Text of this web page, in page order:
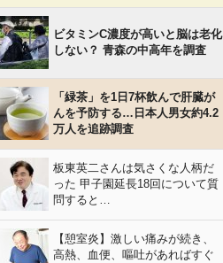
ビタミンC濃度が高いと脳は老化
しない？ 青森の中高年を調査
「緑茶」を1日7杯飲んで肝臓が
んを予防する…日本人男女約4.2
万人を追跡調査
板東英二さんは気さくな人柄だ
った 甲子園延長18回について質
問すると…
【憩室炎】激しい痛みが続き、
高熱、血便、嘔吐があればすぐ